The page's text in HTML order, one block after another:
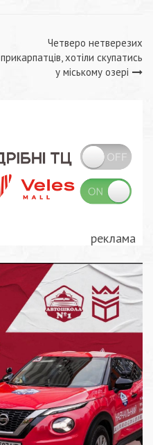
Четверо нетверезих
прикарпатців, хотіли скупатись
у міському озері